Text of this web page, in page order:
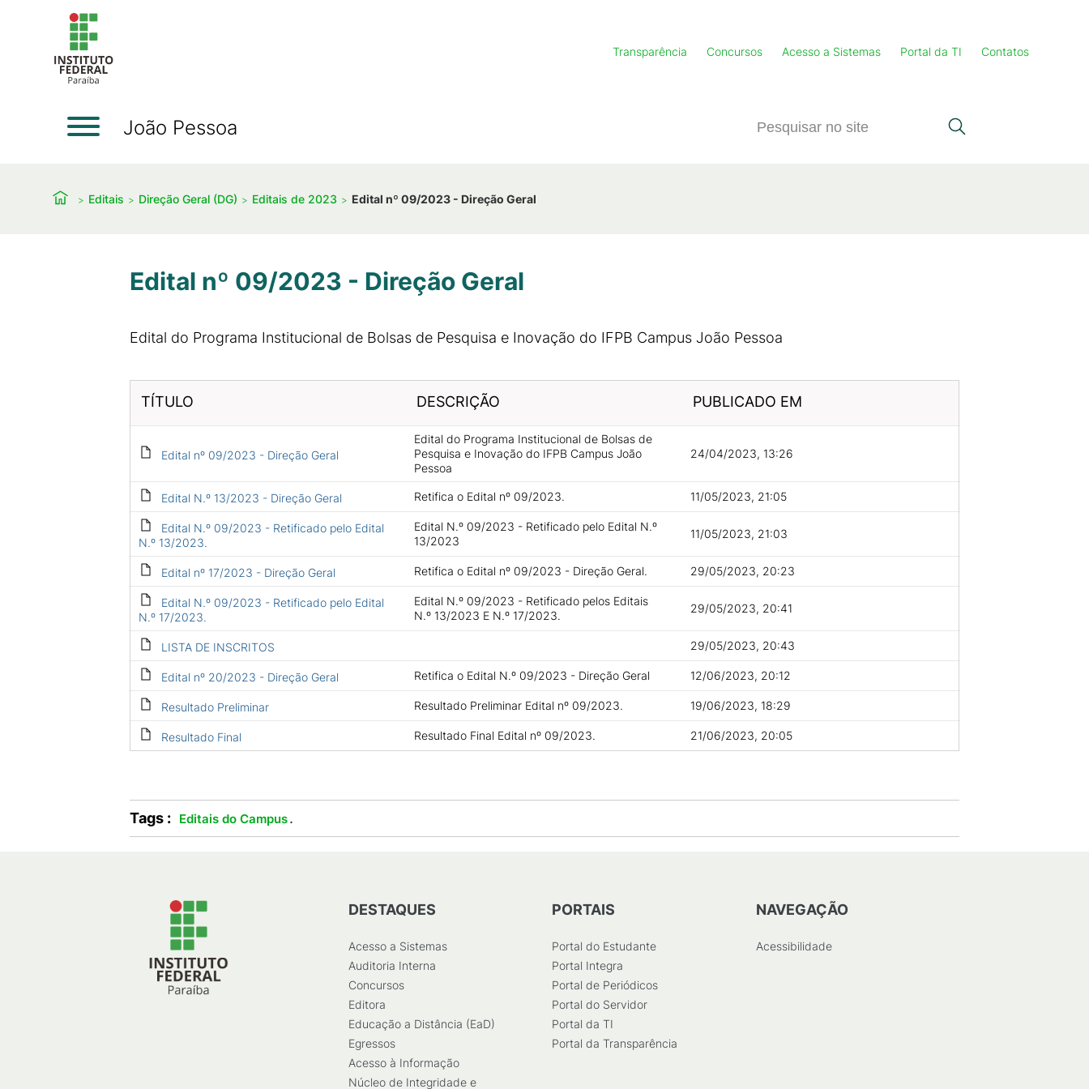
Transparência Concursos Acesso a Sistemas Portal da TI Contatos
João Pessoa
Editais Direção Geral (DG) Editais de 2023 Edital nº 09/2023 - Direção Geral
Edital nº 09/2023 - Direção Geral
Edital do Programa Institucional de Bolsas de Pesquisa e Inovação do IFPB Campus João Pessoa
TÍTULO DESCRIÇÃO PUBLICADO EM
Edital nº 09/2023 - Direção Geral
Edital do Programa Institucional de Bolsas de
Pesquisa e Inovação do IFPB Campus João
Pessoa
24/04/2023, 13:26
Edital N.º 13/2023 - Direção Geral Retifica o Edital nº 09/2023. 11/05/2023, 21:05
Edital N.º 09/2023 - Retificado pelo Edital
N.º 13/2023.
Edital N.º 09/2023 - Retificado pelo Edital N.º
13/2023
11/05/2023, 21:03
Edital nº 17/2023 - Direção Geral Retifica o Edital nº 09/2023 - Direção Geral. 29/05/2023, 20:23
Edital N.º 09/2023 - Retificado pelo Edital
N.º 17/2023.
Edital N.º 09/2023 - Retificado pelos Editais
N.º 13/2023 E N.º 17/2023.
29/05/2023, 20:41
LISTA DE INSCRITOS 29/05/2023, 20:43
Edital nº 20/2023 - Direção Geral Retifica o Edital N.º 09/2023 - Direção Geral 12/06/2023, 20:12
Resultado Preliminar Resultado Preliminar Edital nº 09/2023. 19/06/2023, 18:29
Resultado Final Resultado Final Edital nº 09/2023. 21/06/2023, 20:05
Tags : Editais do Campus.
DESTAQUES
Acesso a Sistemas
Auditoria Interna
Concursos
Editora
Educação a Distância (EaD)
Egressos
Acesso à Informação
Núcleo de Integridade e
PORTAIS
Portal do Estudante
Portal Integra
Portal de Periódicos
Portal do Servidor
Portal da TI
Portal da Transparência
NAVEGAÇÃO
Acessibilidade